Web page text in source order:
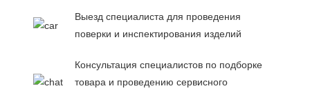
Выезд специалиста для проведения
поверки и инспектирования изделий
Консультация специалистов по подборке
товара и проведению сервисного